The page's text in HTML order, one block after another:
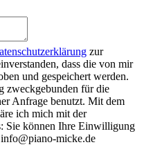
zur
dass die von mir
und gespeichert werden.
zweckgebunden für die
Anfrage benutzt. Mit dem
ich mich mit der
Sie können Ihre Einwilligung
micke.de